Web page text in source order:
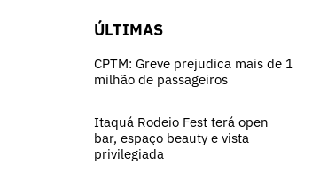
ÚLTIMAS
CPTM: Greve prejudica mais de 1
milhão de passageiros
Itaquá Rodeio Fest terá open
bar, espaço beauty e vista
privilegiada